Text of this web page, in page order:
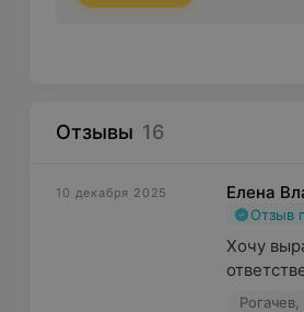
Отзывы 16
10 декабря 2025 Елена
Отзыв
Хочу